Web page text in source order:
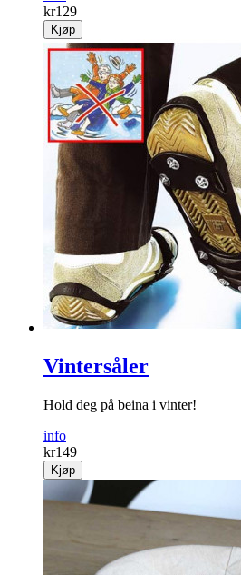
kr129
Kjøp
Vintersåler
Hold deg på beina i vinter!
info
kr149
Kjøp